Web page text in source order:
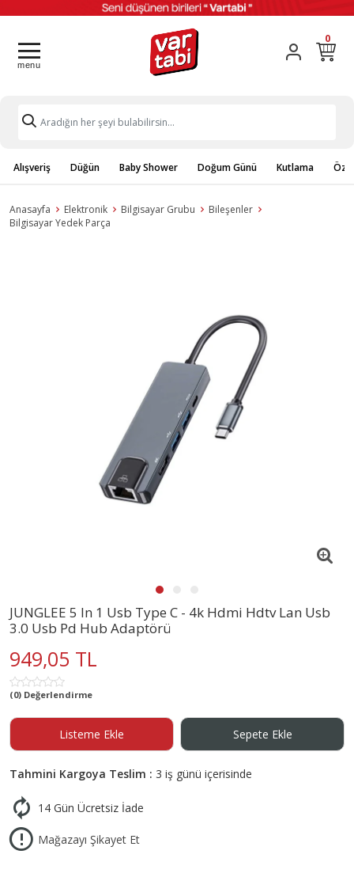
0
Alışveriş Düğün Baby Shower Doğum Günü Kutlama
Anasayfa Elektronik Bilgisayar Grubu
Bileşenler
Bilgisayar Yedek Parça
JUNGLEE 5 In 1 Usb Type C - 4k Hdmi Hdtv Lan Usb
3.0 Usb Pd Hub Adaptörü
949,05 TL
(0) Değerlendirme
Listeme Ekle Sepete Ekle
Tahmini Kargoya Teslim : 3 iş günü içerisinde
14 Gün Ücretsiz İade
Mağazayı Şikayet Et